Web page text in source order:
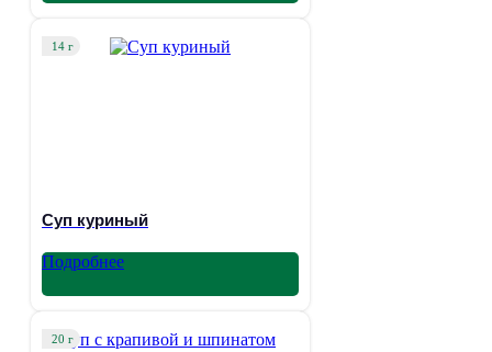
14 г
Суп куриный
Подробнее
20 г